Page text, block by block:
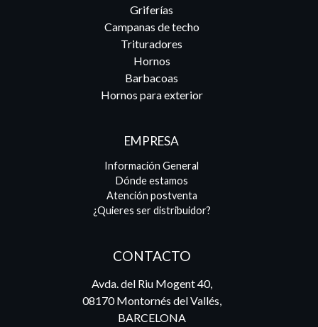
Griferías
Campanas de techo
Trituradores
Hornos
Barbacoas
Hornos para exterior
EMPRESA
Información General
Dónde estamos
Atención postventa
¿Quieres ser distribuidor?
CONTACTO
Avda. del Riu Mogent 40,
08170 Montornés del Vallés,
BARCELONA